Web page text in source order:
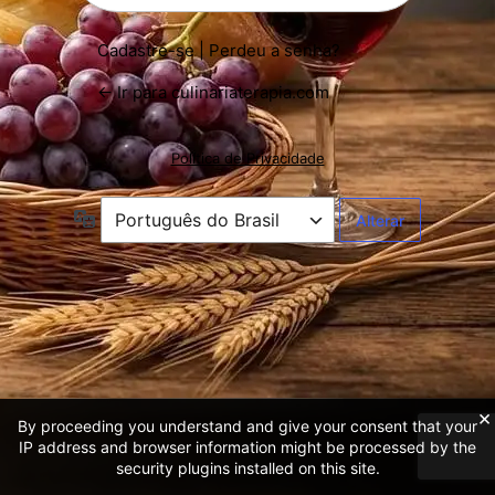
Cadastre-se| Perdeu a senha?
← Ir para culinariaterapia.com
Política de Privacidade
Idioma
By proceeding you understand and give your consent that your
IP address and browser information might be processed by the
security plugins installed on this site.
×